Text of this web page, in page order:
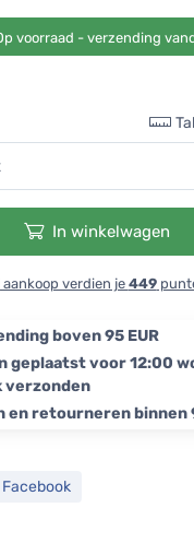
voorraad - verzending
In winkelwagen
aankoop verdien je 449
boven 95 EUR
geplaatst voor 12:00
verzonden
en retourneren binnen
Facebook